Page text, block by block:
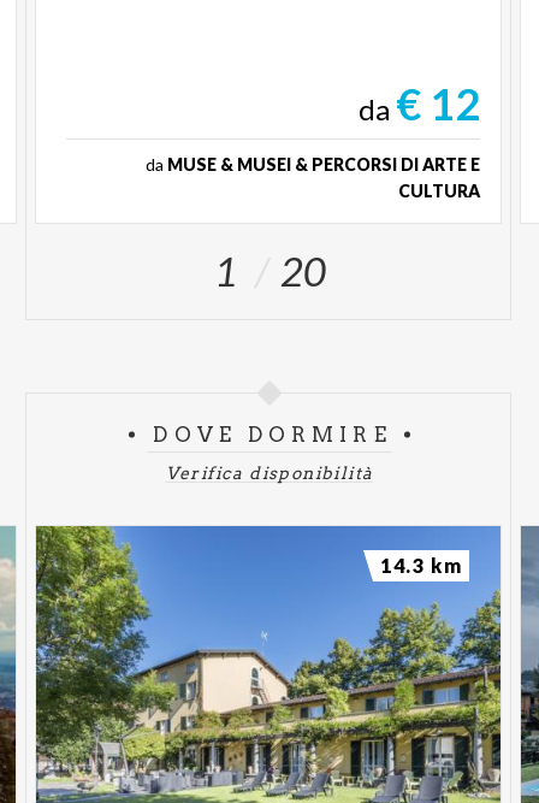
da € 12
da MUSE & MUSEI & PERCORSI DI ARTE E
CULTURA
1 20
DOVE DORMIRE
Verifica disponibilità
14.3 km